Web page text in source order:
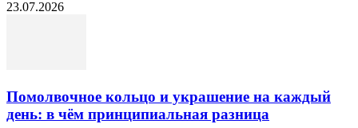
23.07.2026
Помолвочное кольцо и украшение на каждый
день: в чём принципиальная разница